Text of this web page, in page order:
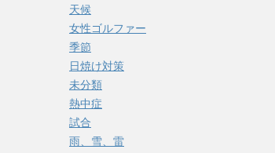
天候
女性ゴルファー
季節
日焼け対策
未分類
熱中症
試合
雨、雪、雷